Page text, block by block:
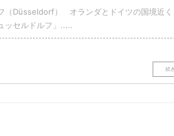
（Düsseldorf） オランダとドイツの国境近く
ッセルドルフ」.....